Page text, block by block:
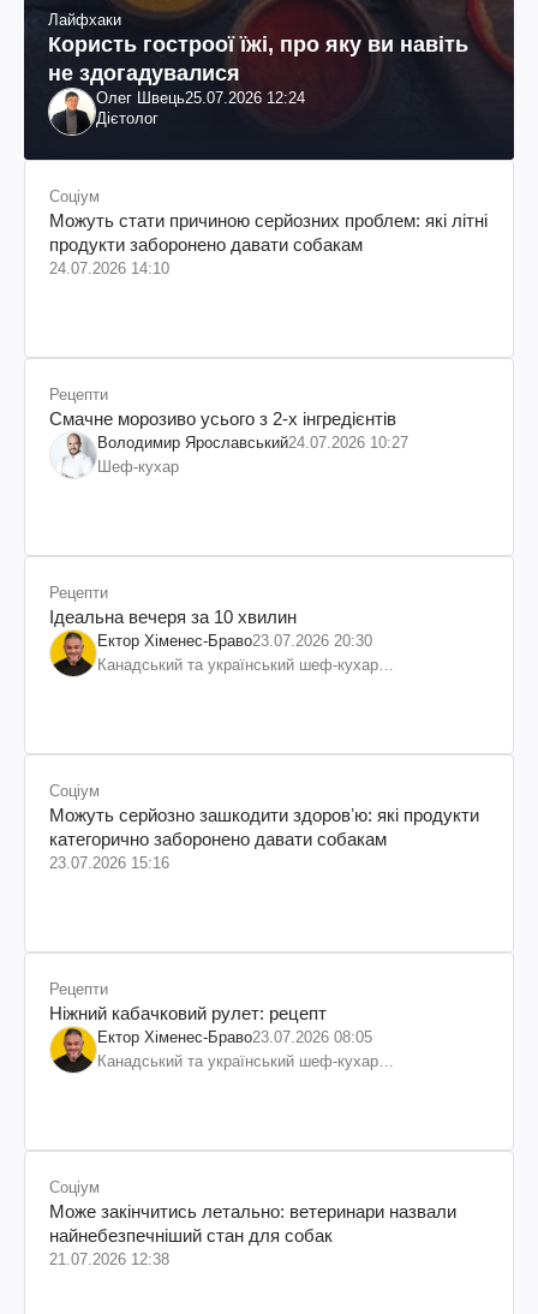
Лайфхаки
Користь гостроої їжі, про яку ви навіть
не здогадувалися
Олег Швець25.07.2026 12:24
Дієтолог
Соціум
Можуть стати причиною серйозних проблем: які літні
продукти заборонено давати собакам
24.07.2026 14:10
Рецепти
Смачне морозиво усього з 2-х інгредієнтів
Володимир Ярославський24.07.2026 10:27
Шеф-кухар
Рецепти
Ідеальна вечеря за 10 хвилин
Ектор Хіменес-Браво23.07.2026 20:30
Канадський та український шеф-кухар
Соціум
Можуть серйозно зашкодити здоровʼю: які продукти
категорично заборонено давати собакам
23.07.2026 15:16
Рецепти
Ніжний кабачковий рулет: рецепт
Ектор Хіменес-Браво23.07.2026 08:05
Канадський та український шеф-кухар
Соціум
Може закінчитись летально: ветеринари назвали
найнебезпечніший стан для собак
21.07.2026 12:38